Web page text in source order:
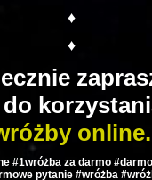
♦
♦
do
online.
#1wróżba za darmo
pytanie #wróżba